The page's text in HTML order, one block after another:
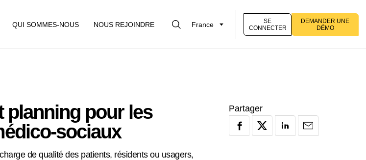
QUI SOMMES-NOUS NOUS REJOINDRE France
SE
CONNECTER
DEMANDER UNE
DÉMO
planning pour les
sociaux
de qualité des patients, résidents ou usagers,
Partager